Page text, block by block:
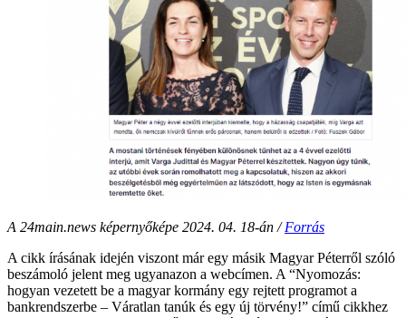
A 24main.news képernyőképe 2024. 04. 18-án /Forrás
A cikk írásának idején viszont már egy másik Magyar Péterről szóló
beszámoló jelent meg ugyanazon a webcímen. A “Nyomozás:
hogyan vezetett be a magyar kormány egy rejtett programot a
bankrendszerbe – Váratlan tanúk és egy új törvény!” című cikkhez